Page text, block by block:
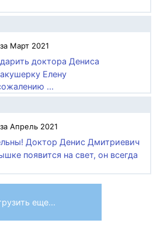
за Март 2021
доктора Дениса
Елену
...
за Апрель 2021
Доктор Денис Дмитриевич
появится на свет, он всегда
еще...